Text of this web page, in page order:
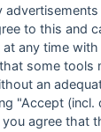
to this and
any time
some tools
an
"Accept (incl.
agree that